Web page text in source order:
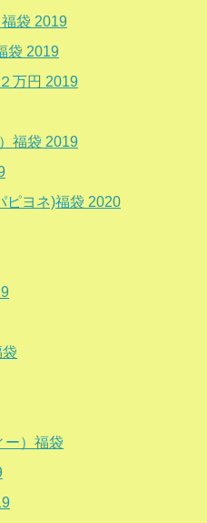
袋 2019
袋 2019
万円 2019
福袋 2019
ピヨネ)福袋 2020
ー）福袋